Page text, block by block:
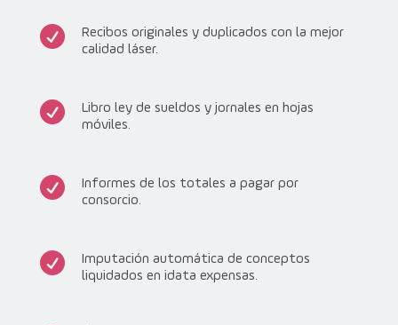

Recibos originales y duplicados con la mejor
calidad láser.

Libro ley de sueldos y jornales en hojas
móviles.

Informes de los totales a pagar por
consorcio.

Imputación automática de conceptos
liquidados en idata expensas.